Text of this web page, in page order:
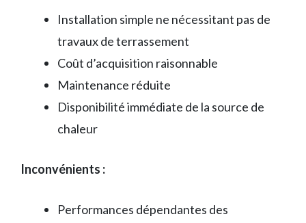
Installation simple ne nécessitant pas de
travaux de terrassement
Coût d’acquisition raisonnable
Maintenance réduite
Disponibilité immédiate de la source de
chaleur
Inconvénients :
Performances dépendantes des